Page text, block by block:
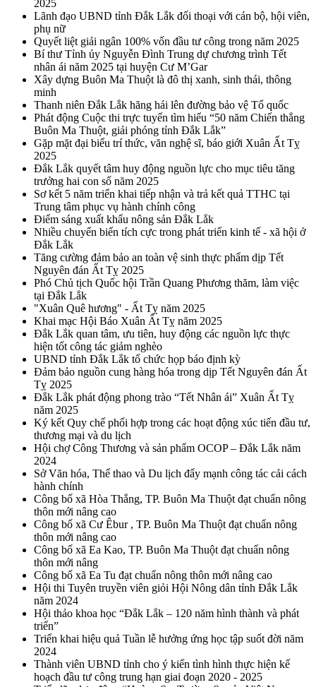
2025
Lãnh đạo UBND tỉnh Đắk Lắk đối thoại với cán bộ, hội viên,
phụ nữ
Quyết liệt giải ngân 100% vốn đầu tư công trong năm 2025
Bí thư Tỉnh ủy Nguyễn Đình Trung dự chương trình Tết
nhân ái năm 2025 tại huyện Cư M’Gar
Xây dựng Buôn Ma Thuột là đô thị xanh, sinh thái, thông
minh
Thanh niên Đắk Lắk hăng hái lên đường bảo vệ Tổ quốc
Phát động Cuộc thi trực tuyến tìm hiểu “50 năm Chiến thắng
Buôn Ma Thuột, giải phóng tỉnh Đắk Lắk”
Gặp mặt đại biểu trí thức, văn nghệ sĩ, báo giới Xuân Ất Tỵ
2025
Đắk Lắk quyết tâm huy động nguồn lực cho mục tiêu tăng
trưởng hai con số năm 2025
Sơ kết 5 năm triển khai tiếp nhận và trả kết quả TTHC tại
Trung tâm phục vụ hành chính công
Điểm sáng xuất khẩu nông sản Đắk Lắk
Nhiều chuyển biến tích cực trong phát triển kinh tế - xã hội ở
Đắk Lắk
Tăng cường đảm bảo an toàn vệ sinh thực phẩm dịp Tết
Nguyên đán Ất Tỵ 2025
Phó Chủ tịch Quốc hội Trần Quang Phương thăm, làm việc
tại Đắk Lắk
"Xuân Quê hương" - Ất Tỵ năm 2025
Khai mạc Hội Báo Xuân Ất Tỵ năm 2025
Đắk Lắk quan tâm, ưu tiên, huy động các nguồn lực thực
hiện tốt công tác giảm nghèo
UBND tỉnh Đắk Lắk tổ chức họp báo định kỳ
Đảm bảo nguồn cung hàng hóa trong dịp Tết Nguyên đán Ất
Tỵ 2025
Đắk Lắk phát động phong trào “Tết Nhân ái” Xuân Ất Tỵ
năm 2025
Ký kết Quy chế phối hợp trong các hoạt động xúc tiến đầu tư,
thương mại và du lịch
Hội chợ Công Thương và sản phẩm OCOP – Đắk Lắk năm
2024
Sở Văn hóa, Thể thao và Du lịch đẩy mạnh công tác cải cách
hành chính
Công bố xã Hòa Thắng, TP. Buôn Ma Thuột đạt chuẩn nông
thôn mới nâng cao
Công bố xã Cư Êbur , TP. Buôn Ma Thuột đạt chuẩn nông
thôn mới nâng cao
Công bố xã Ea Kao, TP. Buôn Ma Thuột đạt chuẩn nông
thôn mới nâng
Công bố xã Ea Tu đạt chuẩn nông thôn mới nâng cao
Hội thi Tuyên truyền viên giỏi Hội Nông dân tỉnh Đắk Lắk
năm 2024
Hội thảo khoa học “Đắk Lắk – 120 năm hình thành và phát
triển”
Triển khai hiệu quả Tuần lễ hưởng ứng học tập suốt đời năm
2024
Thành viên UBND tỉnh cho ý kiến tình hình thực hiện kế
hoạch đầu tư công trung hạn giai đoạn 2020 - 2025